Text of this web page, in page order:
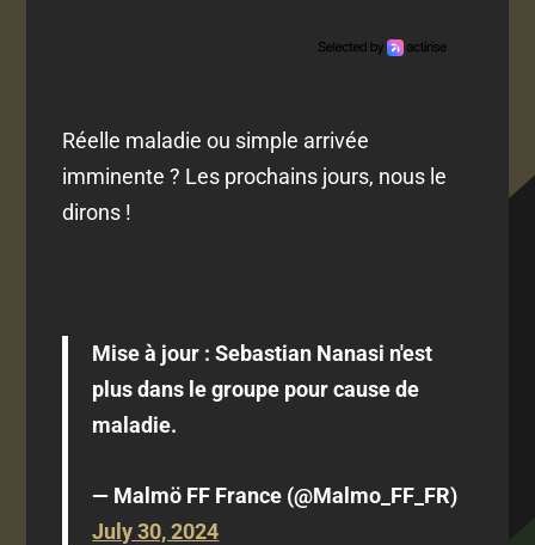
Réelle maladie ou simple arrivée
imminente ? Les prochains jours, nous le
dirons !
Mise à jour : Sebastian Nanasi n'est
plus dans le groupe pour cause de
maladie.
— Malmö FF France (@Malmo_FF_FR)
July 30, 2024